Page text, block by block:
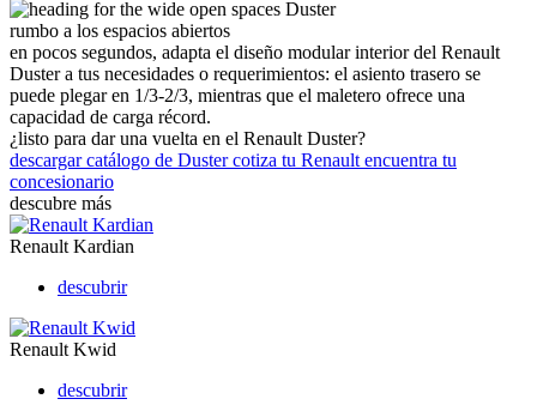
rumbo a los espacios abiertos
en pocos segundos, adapta el diseño modular interior del Renault
Duster a tus necesidades o requerimientos: el asiento trasero se
puede plegar en 1/3-2/3, mientras que el maletero ofrece una
capacidad de carga récord.
¿listo para dar una vuelta en el Renault Duster?
descargar catálogo de Duster cotiza tu Renault encuentra tu
concesionario
descubre más
Renault Kardian
descubrir
Renault Kwid
descubrir